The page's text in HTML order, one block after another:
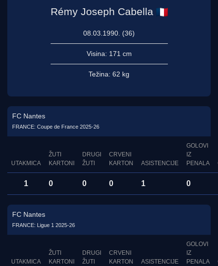
Rémy Joseph Cabella
08.03.1990. (36)
Visina: 171 cm
Težina: 62 kg
FC Nantes
FRANCE: Coupe de France 2025-26
UTAKMICA
ŽUTI
KARTONI
DRUGI
ŽUTI
CRVENI
KARTON
ASISTENCIJE
GOLOVI
IZ
PENALA
1 0 0 0 1 0
FC Nantes
FRANCE: Ligue 1 2025-26
UTAKMICA
ŽUTI
KARTONI
DRUGI
ŽUTI
CRVENI
KARTON
ASISTENCIJE
GOLOVI
IZ
PENALA